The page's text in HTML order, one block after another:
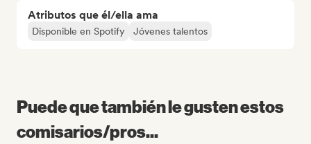
Atributos que él/ella ama
Disponible en Spotify Jóvenes talentos
Puede que también le gusten estos
comisarios/pros...